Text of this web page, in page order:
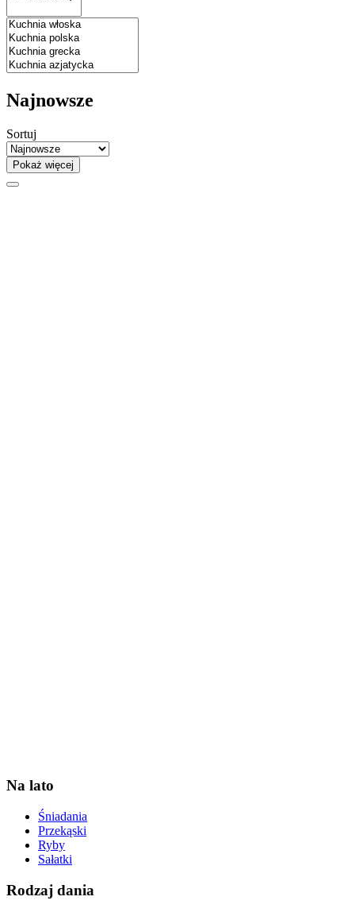
Najnowsze
Sortuj
Pokaż więcej
Na lato
Śniadania
Przekąski
Ryby
Sałatki
Rodzaj dania